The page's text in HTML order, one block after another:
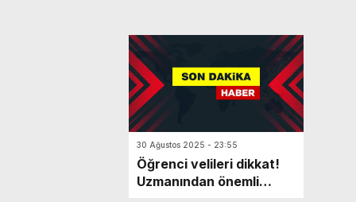
30 Ağustos 2025 - 23:55
Öğrenci velileri dikkat!
Uzmanından önemli